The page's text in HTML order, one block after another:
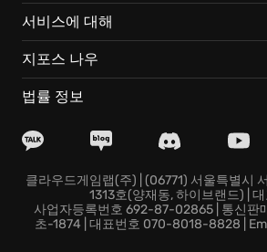
서비스에 대해
지포스 나우
법률 정보
클라우드게임랩(주) | (06771) 서울특별시
1313호(양재동, 하이브랜드) |
사업자등록번호 692-87-02865 | 통신판
초-1874 | 대표번호 070-8018-8828 |